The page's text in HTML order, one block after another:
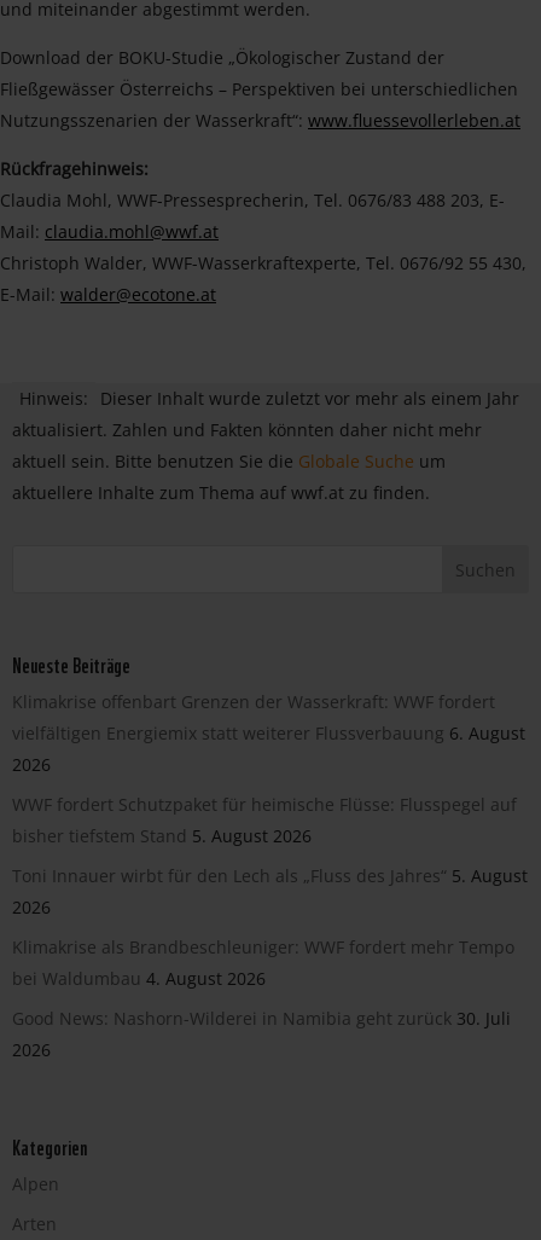
und miteinander abgestimmt werden.
Download der BOKU-Studie „Ökologischer Zustand der
Fließgewässer Österreichs – Perspektiven bei unterschiedlichen
Nutzungsszenarien der Wasserkraft“: www.fluessevollerleben.at
Rückfragehinweis:
Claudia Mohl, WWF-Pressesprecherin, Tel. 0676/83 488 203, E-
Mail: claudia.mohl@wwf.at
Christoph Walder, WWF-Wasserkraftexperte, Tel. 0676/92 55 430,
E-Mail: walder@ecotone.at
Hinweis:
Dieser Inhalt wurde zuletzt vor mehr als einem Jahr
aktualisiert. Zahlen und Fakten könnten daher nicht mehr
aktuell sein. Bitte benutzen Sie die Globale Suche um
aktuellere Inhalte zum Thema auf wwf.at zu finden.
Neueste Beiträge
Klimakrise offenbart Grenzen der Wasserkraft: WWF fordert
vielfältigen Energiemix statt weiterer Flussverbauung 6. August
2026
WWF fordert Schutzpaket für heimische Flüsse: Flusspegel auf
bisher tiefstem Stand 5. August 2026
Toni Innauer wirbt für den Lech als „Fluss des Jahres“ 5. August
2026
Klimakrise als Brandbeschleuniger: WWF fordert mehr Tempo
bei Waldumbau 4. August 2026
Good News: Nashorn-Wilderei in Namibia geht zurück 30. Juli
2026
Kategorien
Alpen
Arten